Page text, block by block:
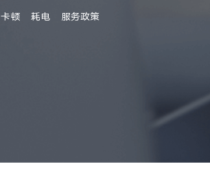
卡顿 耗电 服务政策